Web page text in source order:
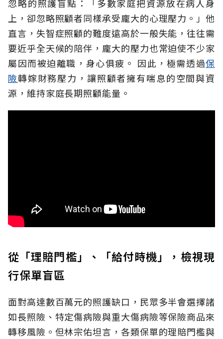
忽略的照護盲點：「多數家庭把資源放在病人身
上，卻忽略照顧者同樣承受龐大的心理壓力。」他
直言，失智症照顧的難度遠高於一般失能，往往需
要近乎全天候的陪伴，龐大的壓力也常迫使不少家
屬因而被迫離職，身心俱疲。 因此，極需透過保
險轉嫁財務壓力，讓照顧者擁有喘息的空間與資
源，維持家庭長期照顧能量。
從「理賠門檻」、「給付時機」，檢視現
行保單盲區
面對高達數百萬元的照護缺口，民眾多半會選擇諸
如長照險、特定傷病險與重大傷病險等保險商品來
轉移風險。但林宗佑坦言，各類保單的理賠門檻與